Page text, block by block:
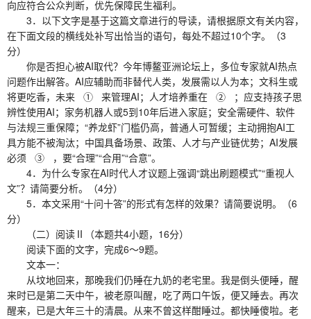
向应符合公众判断，优先保障民生福利。
3．以下文字是基于这篇文章进行的导读，请根据原文有关内容，
在下面文段的横线处补写出恰当的语句，每处不超过10个字。（3
分）
你是否担心被AI取代？今年博鳌亚洲论坛上，多位专家就AI热点
问题作出解答。AI应辅助而非替代人类，发展需以人为本；文科生或
将更吃香，未来 ① 来管理AI；人才培养重在 ② ；应支持孩子思
辨性使用AI；家务机器人或5到10年后进入家庭；安全需硬件、软件
与法规三重保障；“养龙虾”门槛仍高，普通人可暂缓；主动拥抱AI工
具方能不被淘汰；中国具备场景、政策、人才与产业链优势；AI发展
必须 ③ ，要“合理”“合用”“合意”。
4．为什么专家在AI时代人才议题上强调“跳出刷题模式”“重视人
文”？请简要分析。（4分）
5．本文采用“十问十答”的形式有怎样的效果？请简要说明。（6
分）
（二）阅读Ⅱ（本题共4小题，16分）
阅读下面的文字，完成6～9题。
文本一：
从坟地回来，那晚我们仍睡在九奶的老宅里。我是倒头便睡，醒
来时已是第二天中午，被老原叫醒，吃了两口午饭，便又睡去。再次
醒来，已是大年三十的清晨。从来不曾这样酣睡过。都快睡傻啦。老